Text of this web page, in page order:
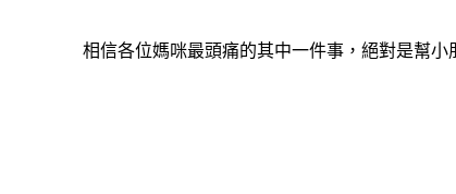
相信各位媽咪最頭痛的其中一件事，絕對是幫小